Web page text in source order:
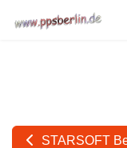
STARSOFT